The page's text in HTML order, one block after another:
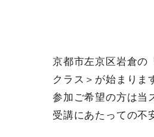
京都市左京区岩倉の
クラス＞が始まりま
参加ご希望の方は当
受講にあたっての不